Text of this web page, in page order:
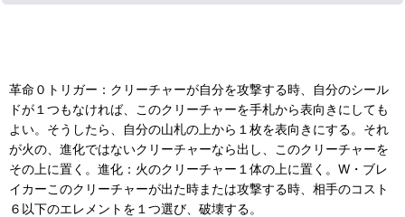
革命０トリガー：クリーチャーが自分を攻撃する時、自分のシール
ドが１つもなければ、このクリーチャーを手札から表向きにしても
よい。そうしたら、自分の山札の上から１枚を表向きにする。それ
が火の、進化ではないクリーチャーなら出し、このクリーチャーを
その上に置く。進化：火のクリーチャー１体の上に置く。W・ブレ
イカーこのクリーチャーが出た時または攻撃する時、相手のコスト
６以下のエレメントを１つ選び、破壊する。